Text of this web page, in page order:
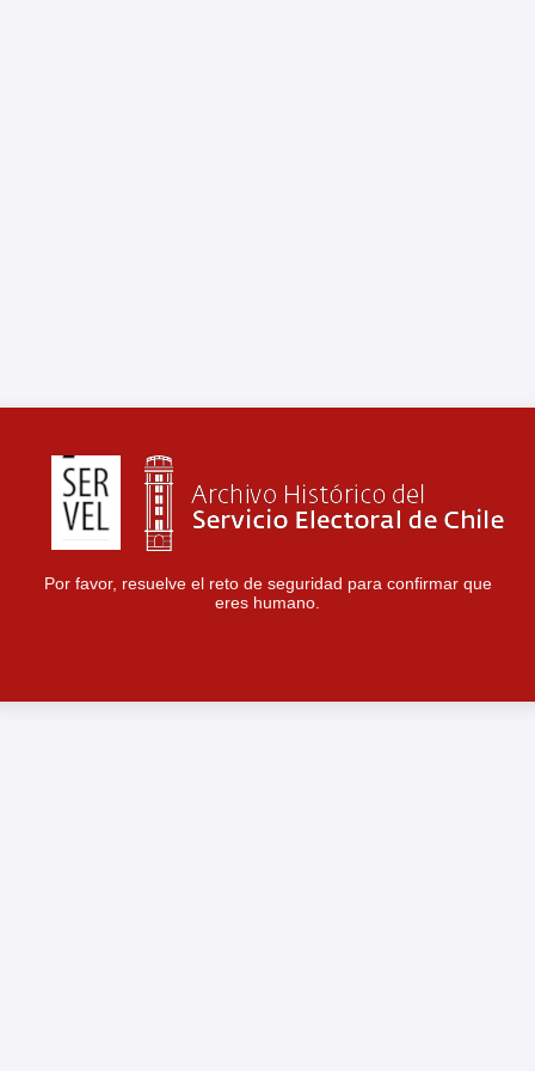
Por favor, resuelve el reto de seguridad para confirmar que
eres humano.